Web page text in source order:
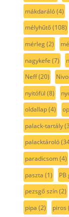
mákdaráló(4)
mélyhűtő(108)
mérleg(2)
nagykefe (7)
Neff(20)
nyitófül (8)
oldallap(4)
palack-tartály
palacktároló
paradicsom(4)
paszta (1) PB
pezsgő szín(2)
pipa (2) piros